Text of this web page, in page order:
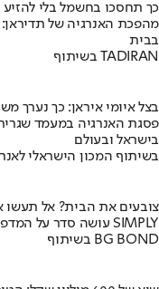
כך תחסכו בחשמל בלי להזיע
מהפכת האנרגיה של
בבית
בשיתוף TADIRAN
בצל איומי איראן: כך נערך
פסגת האנרגיה במעמד
בישראל ובעולם
בשיתוף המכון הישראלי
צובעים את הבית? אל תעשו
מומחה BG BOND עושה סדר על המדפים ומציג את מותג הצבע SIMPLY
בשיתוף BG BOND